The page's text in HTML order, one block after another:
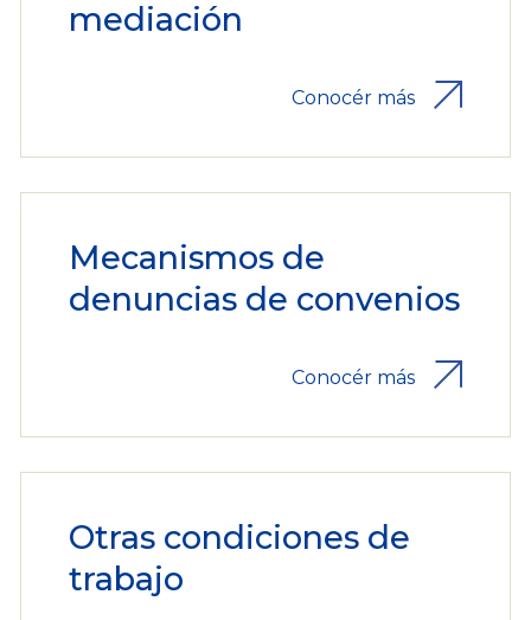
mediación
Conocér más
Mecanismos de
denuncias de convenios
Conocér más
Otras condiciones de
trabajo